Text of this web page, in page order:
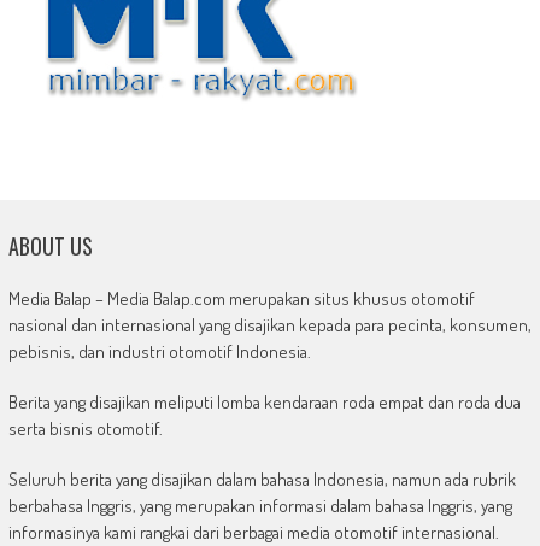
ABOUT US
Media Balap – Media Balap.com merupakan situs khusus otomotif
nasional dan internasional yang disajikan kepada para pecinta, konsumen,
pebisnis, dan industri otomotif Indonesia.
Berita yang disajikan meliputi lomba kendaraan roda empat dan roda dua
serta bisnis otomotif.
Seluruh berita yang disajikan dalam bahasa Indonesia, namun ada rubrik
berbahasa Inggris, yang merupakan informasi dalam bahasa Inggris, yang
informasinya kami rangkai dari berbagai media otomotif internasional.